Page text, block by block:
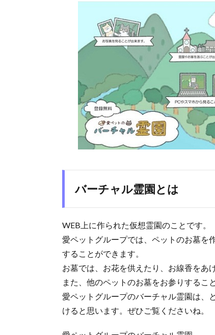
バーチャル霊園とは
WEB上に作られた仮想霊園のことです。
愛ペットグループでは、ペットのお墓を
することができます。
お墓では、お花を供えたり、お線香をあ
また、他のペットのお墓をお参りするこ
愛ペットグループのバーチャル霊園は、
けると思います。ぜひご覧くださいね。